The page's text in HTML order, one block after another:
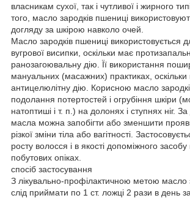
власникам сухої, так і чутливої і жирного
того, масло зародків пшениці
догляду за шкірою навколо очей.
Масло зародків пшениці використовується
вугрової висипки, оскільки має
ранозагоювальну дію. Її використання
мануальних (масажних) практиках,
антицелюлітну дію. Корисною масло
подолання потертостей і огрубіння шкіри
натоптиші і т. п.) на долонях і ступнях ніг.
масла можна запобігти або зменшити
різкої зміни тіла або вагітності.
росту волосся і в якості допоміжного
побутових опіках.
спосіб застосування
З лікувально-профілактичною метою масло
слід приймати по 1 ст. ложці 2 рази в день